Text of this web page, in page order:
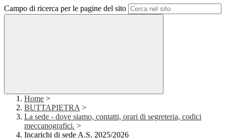
Campo di ricerca per le pagine del sito
Home >
BUTTAPIETRA >
La sede - dove siamo, contatti, orari di segreteria, codici
meccanografici. >
Incarichi di sede A.S. 2025/2026